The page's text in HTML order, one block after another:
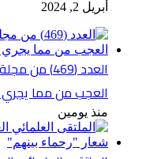
أبريل 2, 2024
العدد
العجب من مما
منذ يومين